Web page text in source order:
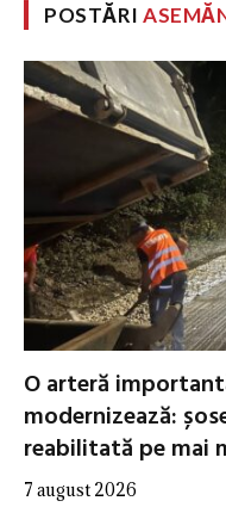
POSTĂRI
O arteră
modernizează:
reabilitată pe mai
7 august 2026